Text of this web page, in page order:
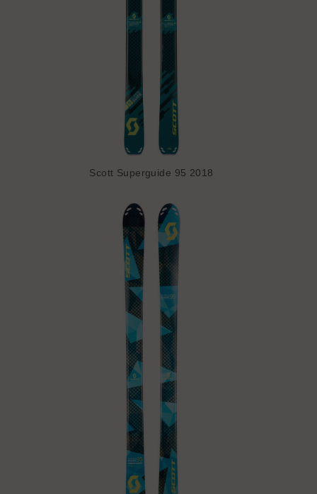
Scott Superguide 95 2018